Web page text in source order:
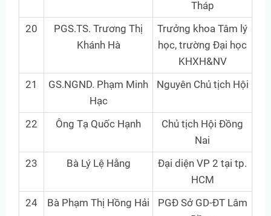
Tháp
20
PGS.TS. Trương Thị
Khánh Hà
Trưởng khoa Tâm lý
học, trường Đại học
KHXH&NV
21
GS.NGND. Phạm Minh
Hạc
Nguyên Chủ tịch Hội
22 Ông Tạ Quốc Hạnh
Chủ tịch Hội Đồng
Nai
23
Bà Lý Lệ Hằng
Đại diện VP 2 tại tp.
HCM
24
Bà Phạm Thị Hồng Hải
PGĐ Sở GD-ĐT Lâm